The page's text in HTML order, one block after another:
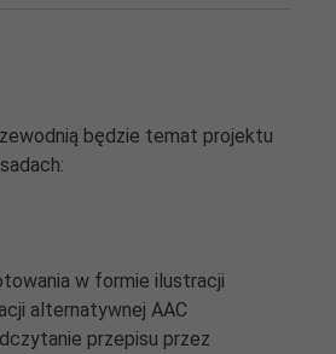
będzie temat projektu
w formie ilustracji
alternatywnej AAC
przepisu przez